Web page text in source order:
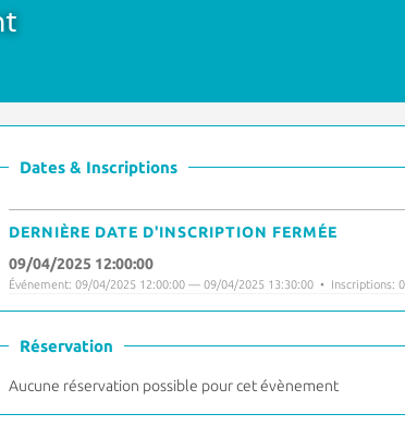
Dates & Inscriptions
DERNIÈRE DATE D'INSCRIPTION FERMÉE
09/04/2025 12:00:00
Événement: 09/04/2025 12:00:00 — 09/04/2025 13:30:00 • Inscriptions:
Réservation
Aucune réservation possible pour cet évènement